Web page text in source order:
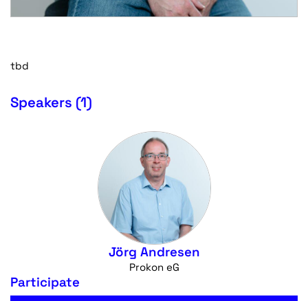
tbd
Speakers (1)
Jörg Andresen
Prokon eG
Participate